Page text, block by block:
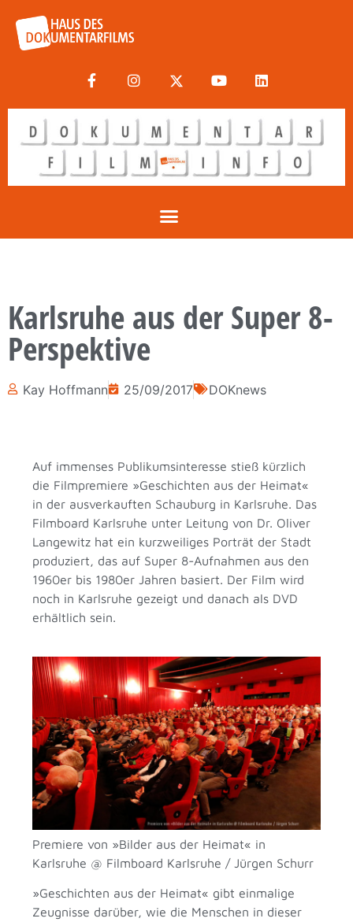
Karlsruhe aus der Super 8-
Perspektive
Kay Hoffmann 25/09/2017 DOKnews
Auf immenses Publikumsinteresse stieß kürzlich
die Filmpremiere »Geschichten aus der Heimat«
in der ausverkauften Schauburg in Karlsruhe. Das
Filmboard Karlsruhe unter Leitung von Dr. Oliver
Langewitz hat ein kurzweiliges Porträt der Stadt
produziert, das auf Super 8-Aufnahmen aus den
1960er bis 1980er Jahren basiert. Der Film wird
noch in Karlsruhe gezeigt und danach als DVD
erhältlich sein.
Premiere von »Bilder aus der Heimat« in
Karlsruhe @ Filmboard Karlsruhe / Jürgen Schurr
»Geschichten aus der Heimat« gibt einmalige
Zeugnisse darüber, wie die Menschen in dieser